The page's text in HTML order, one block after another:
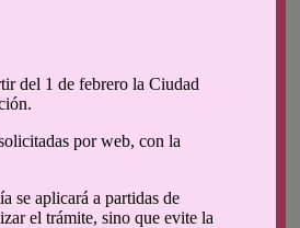
del 1 de febrero la Ciudad
por web, con la
se aplicará a partidas de
el trámite, sino que evite la